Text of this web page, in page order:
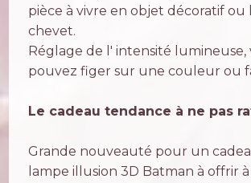
pièce à vivre en objet décoratif ou
chevet.
Réglage de l' intensité lumineuse,
pouvez figer sur une couleur ou
Le cadeau tendance à ne pas
Grande nouveauté pour un
lampe illusion 3D Batman à offrir